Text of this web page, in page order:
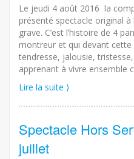
Le jeudi 4 août 2016 la
présenté spectacle original
grave. C’est l’histoire de 4
montreur et qui devant
tendresse, jalousie,
apprenant à vivre ensemble
Lire la suite ⟩
Spectacle Hors
juillet